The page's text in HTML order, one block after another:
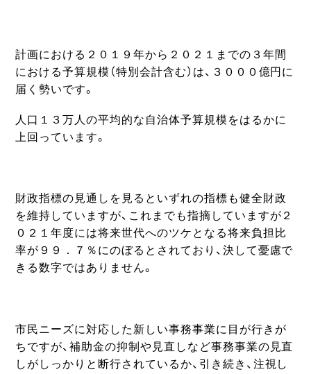
計画における２０１９年から２０２１までの３年間
における予算規模（特別会計含む）は、３０００億円に
届く勢いです。
人口１３万人の平均的な自治体予算規模をはるかに
上回っています。
財政指標の見通しを見るといずれの指標も健全財政
を維持していますが、これまでも指摘していますが２
０２１年度には将来世代へのツケとなる将来負担比
率が９９．７％にのぼるとされており、決して憂慮で
きる数字ではありません。
市民ニーズに対応した新しい事務事業に目が行きが
ちですが、補助金の抑制や見直しなど事務事業の見直
しがしっかりと断行されているか、引き続き、注視し